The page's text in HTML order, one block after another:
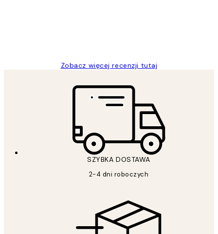
Zobacz więcej recenzji tutaj
SZYBKA DOSTAWA
2-4 dni roboczych